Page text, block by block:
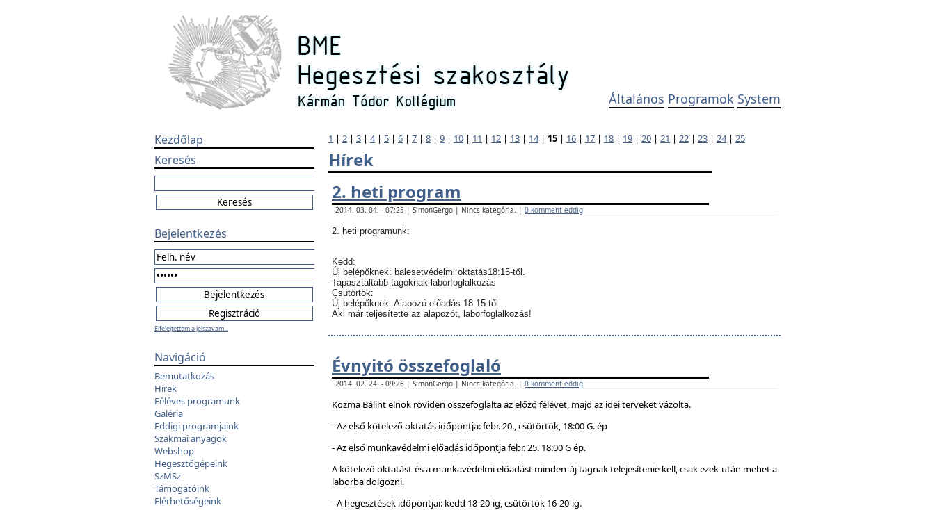
Általános Programok System
Kezdőlap
Keresés
Bejelentkezés
Elfelejtettem a jelszavam...
Navigáció
Bemutatkozás
Hírek
Féléves programunk
Galéria
Eddigi programjaink
Szakmai anyagok
Webshop
Hegesztőgépeink
SzMSz
Támogatóink
Elérhetőségeink
1 | 2 | 3 | 4| 5 | 6 | 7 | 8 | 9 | 10 | 11 | 12 | 13 | 14| 15 | 16 | 17 | 18 | 19 | 20 | 21 | 22 | 23 | 24| 25
Hírek
2. heti program
2014. 03. 04. - 07:25 | SimonGergo | Nincs kategória. | 0 komment eddig
2. heti programunk:
Kedd:
Új belépőknek: balesetvédelmi oktatás18:15-től.
Tapasztaltabb tagoknak laborfoglalkozás
Csütörtök:
Új belépőknek: Alapozó előadás 18:15-től
Aki már teljesítette az alapozót, laborfoglalkozás!
Évnyitó összefoglaló
2014. 02. 24. - 09:26 | SimonGergo | Nincs kategória. | 0 komment eddig
Kozma Bálint elnök röviden összefoglalta az előző félévet, majd az idei terveket vázolta.
- Az első kötelező oktatás időpontja: febr. 20., csütörtök, 18:00 G. ép
- Az első munkavédelmi előadás időpontja febr. 25. 18:00 G ép.
A kötelező oktatást és a munkavédelmi előadást minden új tagnak telejesítenie kell, csak ezek után mehet a
laborba dolgozni.
- A hegesztések időpontjai: kedd 18-20-ig, csütörtök 16-20-ig.